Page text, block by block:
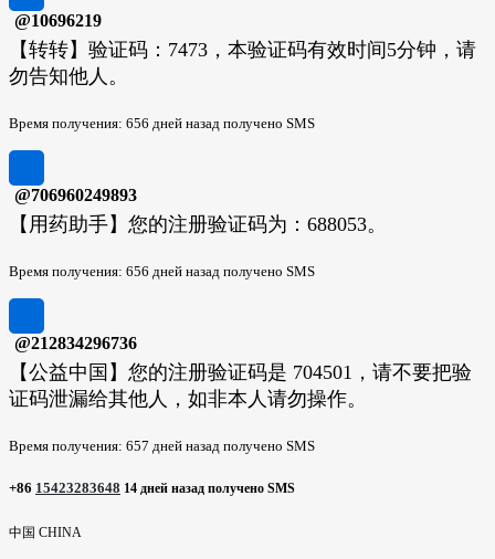
@10696219
【转转】验证码：7473，本验证码有效时间5分钟，请
勿告知他人。
Время получения: 656 дней назад получено SMS
@706960249893
【用药助手】您的注册验证码为：688053。
Время получения: 656 дней назад получено SMS
@212834296736
【公益中国】您的注册验证码是 704501，请不要把验
证码泄漏给其他人，如非本人请勿操作。
Время получения: 657 дней назад получено SMS
+86 15423283648 14 дней назад получено SMS
中国 CHINA